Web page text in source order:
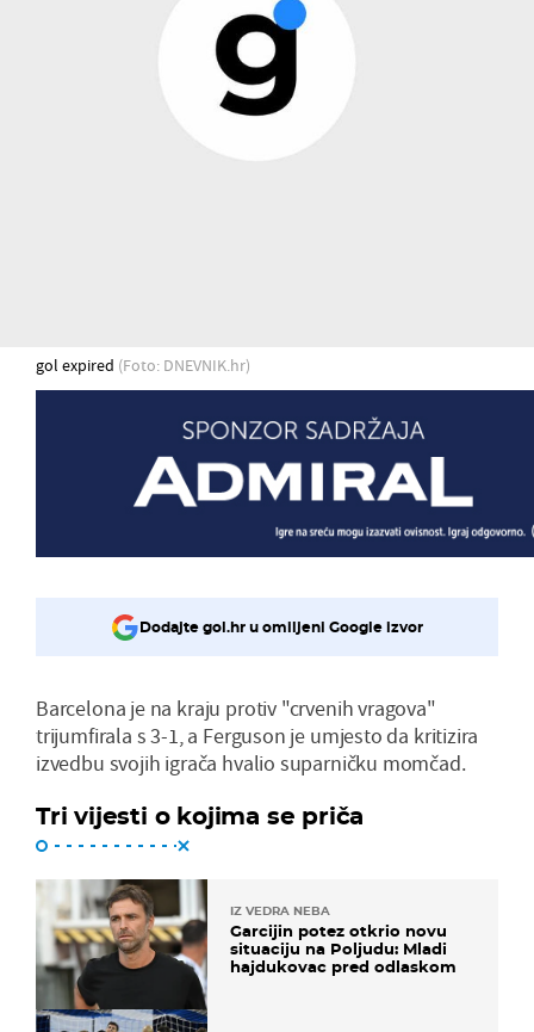
gol expired (Foto: DNEVNIK.hr)
Dodajte gol.hr u omiljeni Google izvor
Barcelona je na kraju protiv "crvenih vragova"
trijumfirala s 3-1, a Ferguson je umjesto da kritizira
izvedbu svojih igrača hvalio suparničku momčad.
Tri vijesti o kojima se priča
IZ VEDRA NEBA
Garcijin potez otkrio novu
situaciju na Poljudu: Mladi
hajdukovac pred odlaskom